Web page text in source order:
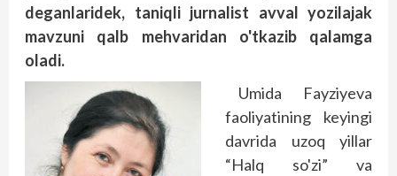
deganlaridek, taniqli jurnalist avval yozilajak
mavzuni qalb mehvaridan o'tkazib qalamga
oladi.
Umida Fayziyeva
faoliyatining keyingi
davrida uzoq yillar
“Halq so'zi” va